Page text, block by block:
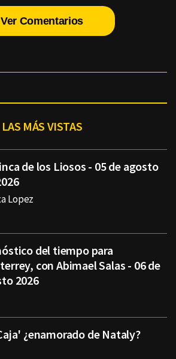
Ver Comentarios
LAS MÁS VISTAS
de los Liosos - 05 de agosto
Lopez
del tiempo para
con Abimael Salas - 06 de
2026
¿enamorado de Nataly?